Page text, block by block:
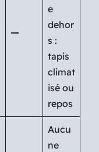
—
e
dehor
s :
tapis
climat
isé ou
repos
Aucu
ne